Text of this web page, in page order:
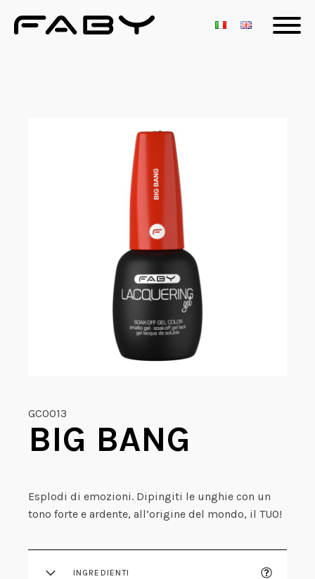
GCO013
BIG BANG
Esplodi di emozioni. Dipingiti le unghie con un
tono forte e ardente, all’origine del mondo, il TUO!
INGREDIENTI